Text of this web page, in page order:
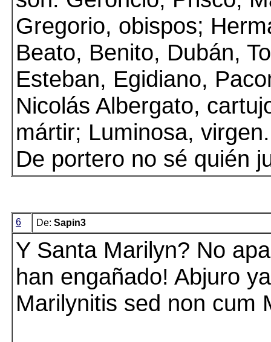
Gregorio, obispos;
Beato, Benito, Dubán,
Esteban, Egidiano,
Nicolás Albergato,
mártir; Luminosa, virgen.
De portero no sé quién
6 De: Sapin3
Y Santa Marilyn? No
han engañado! Abjuro
Marilynitis sed non cum